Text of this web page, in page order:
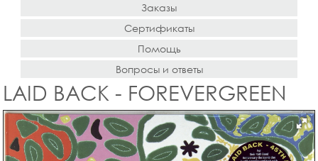
Заказы
Сертификаты
Помощь
Вопросы и ответы
LAID BACK - FOREVERGREEN